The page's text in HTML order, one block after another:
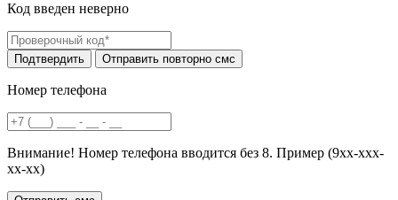
Код введен неверно
Номер телефона
Внимание! Номер телефона вводится без 8. Пример (9хх-ххх-
хх-хх)